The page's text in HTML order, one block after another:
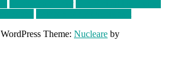
WordPress Theme: Nucleare by